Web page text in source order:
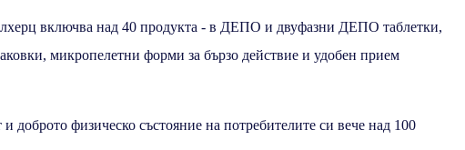
включва над 40 продукта - в ДЕПО и двуфазни ДЕПО таблетки,
микропелетни форми за бързо действие и удобен прием
физическо състояние на потребителите си вече над 100